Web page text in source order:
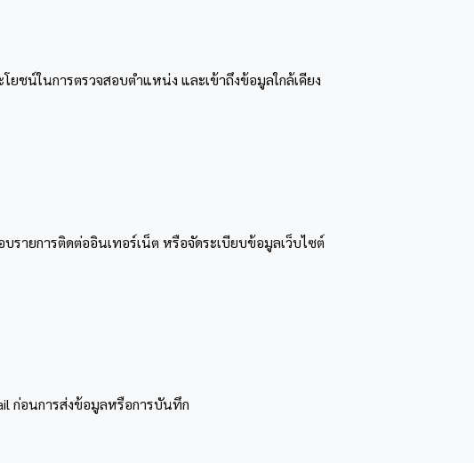
ชน์ในการตรวจสอบตำแหน่ง และเข้าถึงข้อมูลใกล้เคียง
ายการติดต่ออินเทอร์เน็ต หรือจัดระเบียบข้อมูลเว็บไซต์
ก่อนการส่งข้อมูลหรือการบันทึก